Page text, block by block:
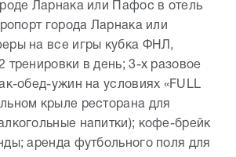
Ларнака или Пафос в отель
города Ларнака или
на все игры кубка ФНЛ,
тренировки в день; 3-х разовое
обед-ужин на условиях «FULL
крыле ресторана для
напитки); кофе-брейк
аренда футбольного поля для